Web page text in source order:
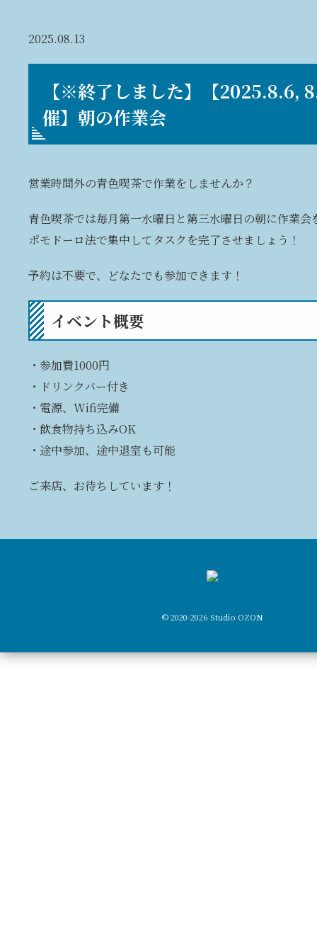
2025.08.13
【※終了しました】【2025.8.6,
催】朝の作業会
営業時間外の青色喫茶で作業をしませんか？
青色喫茶では毎月第一水曜日と第三水曜日の朝に作業
ポモドーロ法で集中してタスクを完了させましょう！
予約は不要で、どなたでも参加できます！
イベント概要
・参加費1000円
・ドリンクバー付き
・電源、Wifi完備
・飲食物持ち込みOK
・途中参加、途中退室も可能
ご来店、お待ちしています！
© 2020-2026 Studio OZON